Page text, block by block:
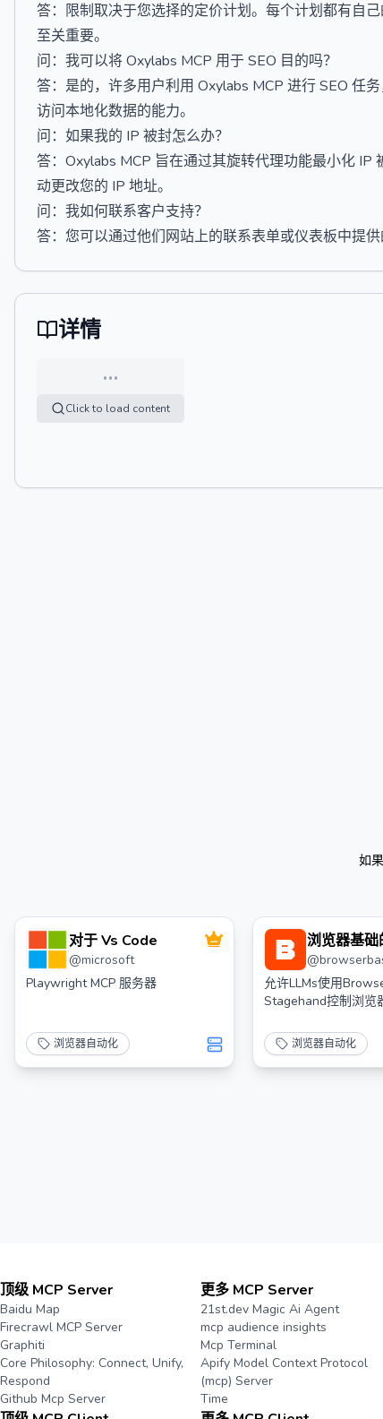
答：限制取决于您选择的定价计划。每个计划都有自
至关重要。
问：我可以将 Oxylabs MCP 用于 SEO 目的吗？
答：是的，许多用户利用 Oxylabs MCP 进行 SEO 任
访问本地化数据的能力。
问：如果我的 IP 被封怎么办？
答：Oxylabs MCP 旨在通过其旋转代理功能最小化
动更改您的 IP 地址。
问：我如何联系客户支持？
答：您可以通过他们网站上的联系表单或仪表板中提
详情
…
Click to load content
如
对于 Vs Code
@microsoft
Playwright MCP 服务器
浏览器自动化
浏览器基础
务器
@
允许LLMs使用
Stagehand控制浏览
浏览器自动化
顶级 MCP Server
Baidu Map
Firecrawl MCP Server
Graphiti
Core Philosophy: Connect, Unify,
Respond
Github Mcp Server
更多 MCP Server
21st.dev Magic Ai Agent
mcp audience insights
Mcp Terminal
Apify Model Context Protocol
(mcp) Server
Time